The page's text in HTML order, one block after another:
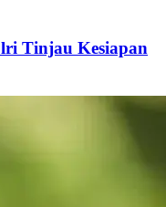
Tinjau Kesiapan